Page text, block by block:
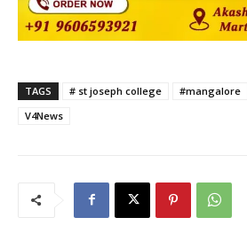
TAGS # st joseph college #mangalore
V4News